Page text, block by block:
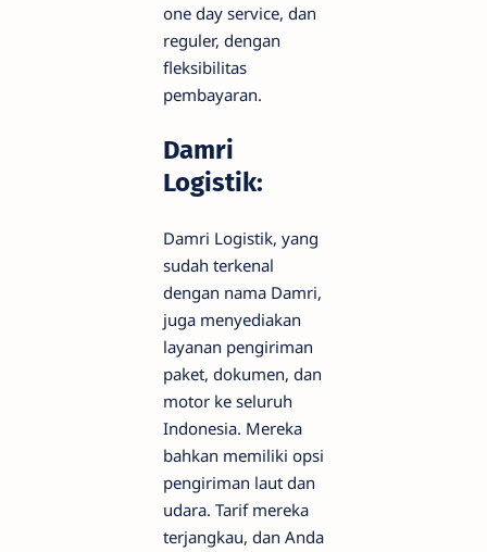
one day service, dan
reguler, dengan
fleksibilitas
pembayaran.
Damri
Logistik:
Damri Logistik, yang
sudah terkenal
dengan nama Damri,
juga menyediakan
layanan pengiriman
paket, dokumen, dan
motor ke seluruh
Indonesia. Mereka
bahkan memiliki opsi
pengiriman laut dan
udara. Tarif mereka
terjangkau, dan Anda